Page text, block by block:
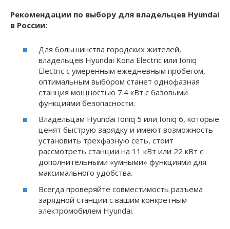
Рекомендации по выбору для владельцев Hyundai
в России:
Для большинства городских жителей,
владельцев Hyundai Kona Electric или Ioniq
Electric с умеренным ежедневным пробегом,
оптимальным выбором станет однофазная
станция мощностью 7.4 кВт с базовыми
функциями безопасности.
Владельцам Hyundai Ioniq 5 или Ioniq 6, которые
ценят быструю зарядку и имеют возможность
установить трехфазную сеть, стоит
рассмотреть станции на 11 кВт или 22 кВт с
дополнительными «умными» функциями для
максимального удобства.
Всегда проверяйте совместимость разъема
зарядной станции с вашим конкретным
электромобилем Hyundai.